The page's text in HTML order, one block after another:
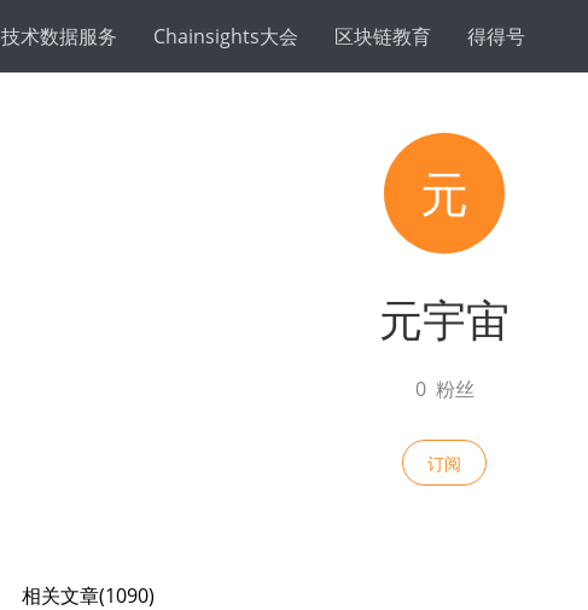
技术数据服务 Chainsights大会 区块链教育 得得号
元
元宇宙
0粉丝
订阅
相关文章(1090)